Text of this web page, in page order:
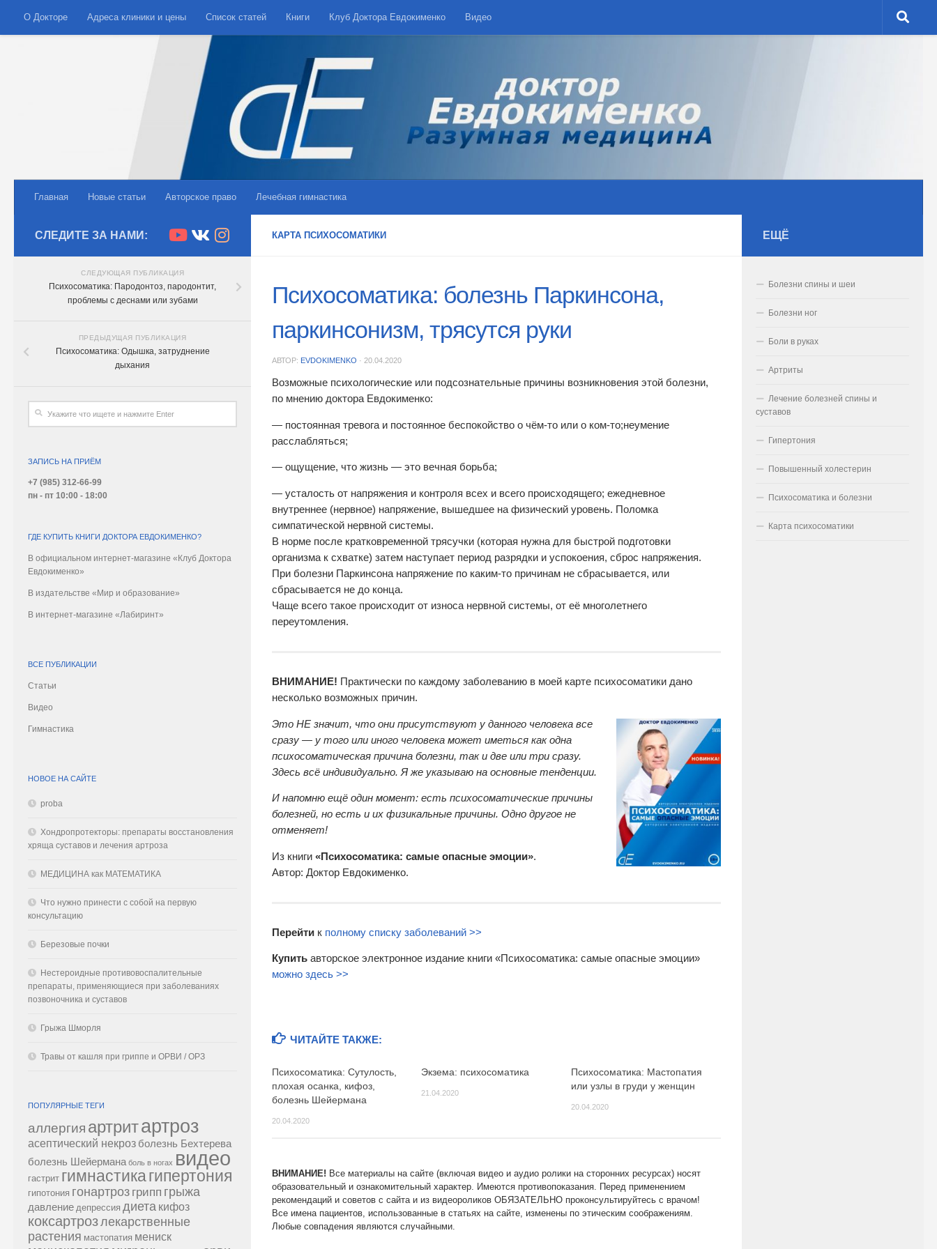
Skip to content
О Докторе Адреса клиники и цены Список статей Книги Клуб Доктора Евдокименко Видео
Главная Новые статьи Авторское право Лечебная гимнастика
КАРТА ПСИХОСОМАТИКИ
Психосоматика: болезнь Паркинсона,
паркинсонизм, трясутся руки
АВТОР: EVDOKIMENKO · 20.04.2020
Возможные психологические или подсознательные причины возникновения этой болезни,
по мнению доктора Евдокименко:
— постоянная тревога и постоянное беспокойство о чём-то или о ком-то;неумение
расслабляться;
— ощущение, что жизнь — это вечная борьба;
— усталость от напряжения и контроля всех и всего происходящего; ежедневное
внутреннее (нервное) напряжение, вышедшее на физический уровень. Поломка
симпатической нервной системы.
В норме после кратковременной трясучки (которая нужна для быстрой подготовки
организма к схватке) затем наступает период разрядки и успокоения, сброс напряжения.
При болезни Паркинсона напряжение по каким-то причинам не сбрасывается, или
сбрасывается не до конца.
Чаще всего такое происходит от износа нервной системы, от её многолетнего
переутомления.
ВНИМАНИЕ! Практически по каждому заболеванию в моей карте психосоматики дано
несколько возможных причин.
Это НЕ значит, что они присутствуют у данного человека все
сразу — у того или иного человека может иметься как одна
психосоматическая причина болезни, так и две или три сразу.
Здесь всё индивидуально. Я же указываю на основные тенденции.
И напомню ещё один момент: есть психосоматические причины
болезней, но есть и их физикальные причины. Одно другое не
отменяет!
Из книги «Психосоматика: самые опасные эмоции».
Автор: Доктор Евдокименко.
Перейти к полному списку заболеваний >>
Купить авторское электронное издание книги «Психосоматика: самые опасные эмоции»
можно здесь >>
ЧИТАЙТЕ ТАКЖЕ:
Психосоматика: Сутулость,
плохая осанка, кифоз,
болезнь Шейермана
20.04.2020
Экзема: психосоматика
21.04.2020
Психосоматика: Мастопатия
или узлы в груди у женщин
20.04.2020
ВНИМАНИЕ! Все материалы на сайте (включая видео и аудио ролики на сторонних ресурсах) носят
образовательный и ознакомительный характер. Имеются противопоказания. Перед применением
рекомендаций и советов с сайта и из видеороликов ОБЯЗАТЕЛЬНО проконсультируйтесь с врачом!
Все имена пациентов, использованные в статьях на сайте, изменены по этическим соображениям.
Любые совпадения являются случайными.
СЛЕДИТЕ ЗА НАМИ:
СЛЕДУЮЩАЯ ПУБЛИКАЦИЯ
Психосоматика: Пародонтоз, пародонтит,
проблемы с деснами или зубами
ПРЕДЫДУЩАЯ ПУБЛИКАЦИЯ
Психосоматика: Одышка, затруднение
дыхания
ЗАПИСЬ НА ПРИЁМ
+7 (985) 312-66-99
пн - пт 10:00 - 18:00
ГДЕ КУПИТЬ КНИГИ ДОКТОРА ЕВДОКИМЕНКО?
В официальном интернет-магазине «Клуб Доктора
Евдокименко»
В издательстве «Мир и образование»
В интернет-магазине «Лабиринт»
ВСЕ ПУБЛИКАЦИИ
Статьи
Видео
Гимнастика
НОВОЕ НА САЙТЕ
proba
Хондропротекторы: препараты восстановления
хряща суставов и лечения артроза
МЕДИЦИНА как МАТЕМАТИКА
Что нужно принести с собой на первую
консультацию
Березовые почки
Нестероидные противовоспалительные
препараты, применяющиеся при заболеваниях
позвоночника и суставов
Грыжа Шморля
Травы от кашля при гриппе и ОРВИ / ОРЗ
ПОПУЛЯРНЫЕ ТЕГИ
аллергия артритартроз
асептический некроз болезнь Бехтерева
болезнь Шейермана боль в ногах видео
гастрит гимнастикагипертония
гипотония гонартроз грипп грыжа
давление депрессия диета кифоз
коксартрозлекарственные
растения мастопатия мениск
ЕЩЁ
Болезни спины и шеи
Болезни ног
Боли в руках
Артриты
Лечение болезней спины и
суставов
Гипертония
Повышенный холестерин
Психосоматика и болезни
Карта психосоматики